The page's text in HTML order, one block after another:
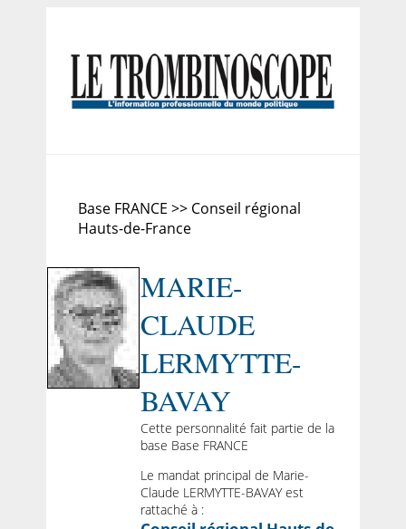
Base FRANCE >> Conseil régional
Hauts-de-France
MARIE-
CLAUDE
LERMYTTE-
BAVAY
Cette personnalité fait partie de la
base Base FRANCE
Le mandat principal de Marie-
Claude LERMYTTE-BAVAY est
rattaché à :